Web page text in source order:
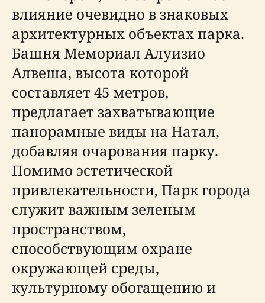
влияние очевидно в знаковых
архитектурных объектах парка.
Башня Мемориал Алуизио
Алвеша, высота которой
составляет 45 метров,
предлагает захватывающие
панорамные виды на Натал,
добавляя очарования парку.
Помимо эстетической
привлекательности, Парк города
служит важным зеленым
пространством,
способствующим охране
окружающей среды,
культурному обогащению и